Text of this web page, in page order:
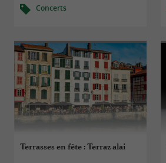
Concerts
Terrasses en fête : Terraz alai